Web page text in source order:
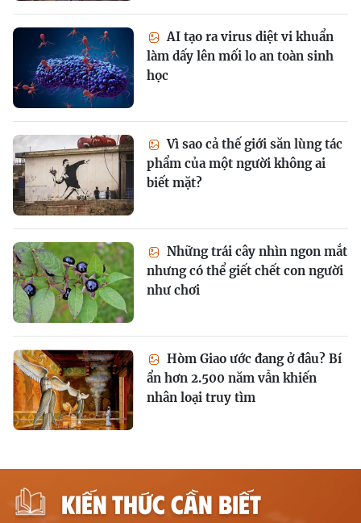
AI tạo ra virus diệt vi khuẩn
làm dấy lên mối lo an toàn sinh
học
Vì sao cả thế giới săn lùng tác
phẩm của một người không ai
biết mặt?
Những trái cây nhìn ngon mắt
nhưng có thể giết chết con người
như chơi
Hòm Giao ước đang ở đâu? Bí
ẩn hơn 2.500 năm vẫn khiến
nhân loại truy tìm
KIẾN THỨC CẦN BIẾT